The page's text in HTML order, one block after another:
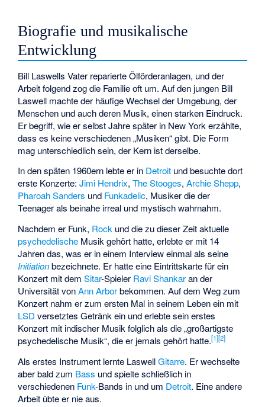
Biografie und musikalische
Entwicklung
Bill Laswells Vater reparierte Ölförderanlagen, und der
Arbeit folgend zog die Familie oft um. Auf den jungen Bill
Laswell machte der häufige Wechsel der Umgebung, der
Menschen und auch deren Musik, einen starken Eindruck.
Er begriff, wie er selbst Jahre später in New York erzählte,
dass es keine verschiedenen „Musiken“ gibt. Die Form
mag unterschiedlich sein, der Kern ist derselbe.
In den späten 1960ern lebte er in Detroit und besuchte dort
erste Konzerte:Jimi Hendrix,The Stooges,Archie Shepp,
Pharoah Sanders und Funkadelic, Musiker die der
Teenager als beinahe irreal und mystisch wahrnahm.
Nachdem er Funk, Rock und die zu dieser Zeit aktuelle
psychedelische Musik gehört hatte, erlebte er mit 14
Jahren das, was er in einem Interview einmal als seine
Initiationbezeichnete. Er hatte eine Eintrittskarte für ein
Konzert mit demSitar-Spieler Ravi Shankaran der
Universität vonAnn Arborbekommen. Auf dem Weg zum
Konzert nahm er zum ersten Mal in seinem Leben ein mit
LSD versetztes Getränk ein und erlebte sein erstes
Konzert mit indischer Musik folglich als die „großartigste
psychedelische Musik“, die er jemals gehört hatte.[1][2]
Als erstes Instrument lernte LaswellGitarre. Er wechselte
aber bald zum Bass und spielte schließlich in
verschiedenen Funk-Bands in und um Detroit. Eine andere
Arbeit übte er nie aus.